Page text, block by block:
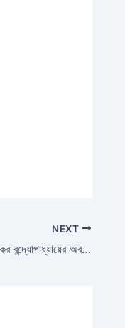
NEXT
বাংলা কথাসাহিত্যে তারাশঙ্কর বন্দ্যোপাধ্যায়ের অবদান আলোচনা করো |